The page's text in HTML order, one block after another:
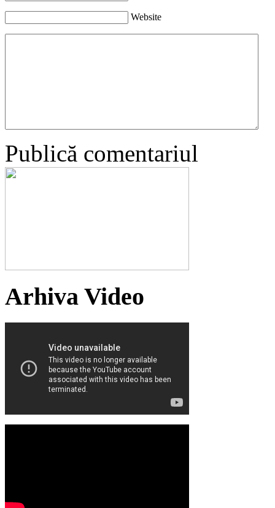
Website
Publică comentariul
Arhiva Video